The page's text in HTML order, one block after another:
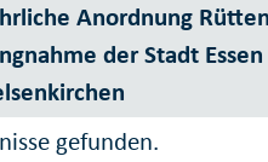
gefunden.
Anordnung
der Stadt